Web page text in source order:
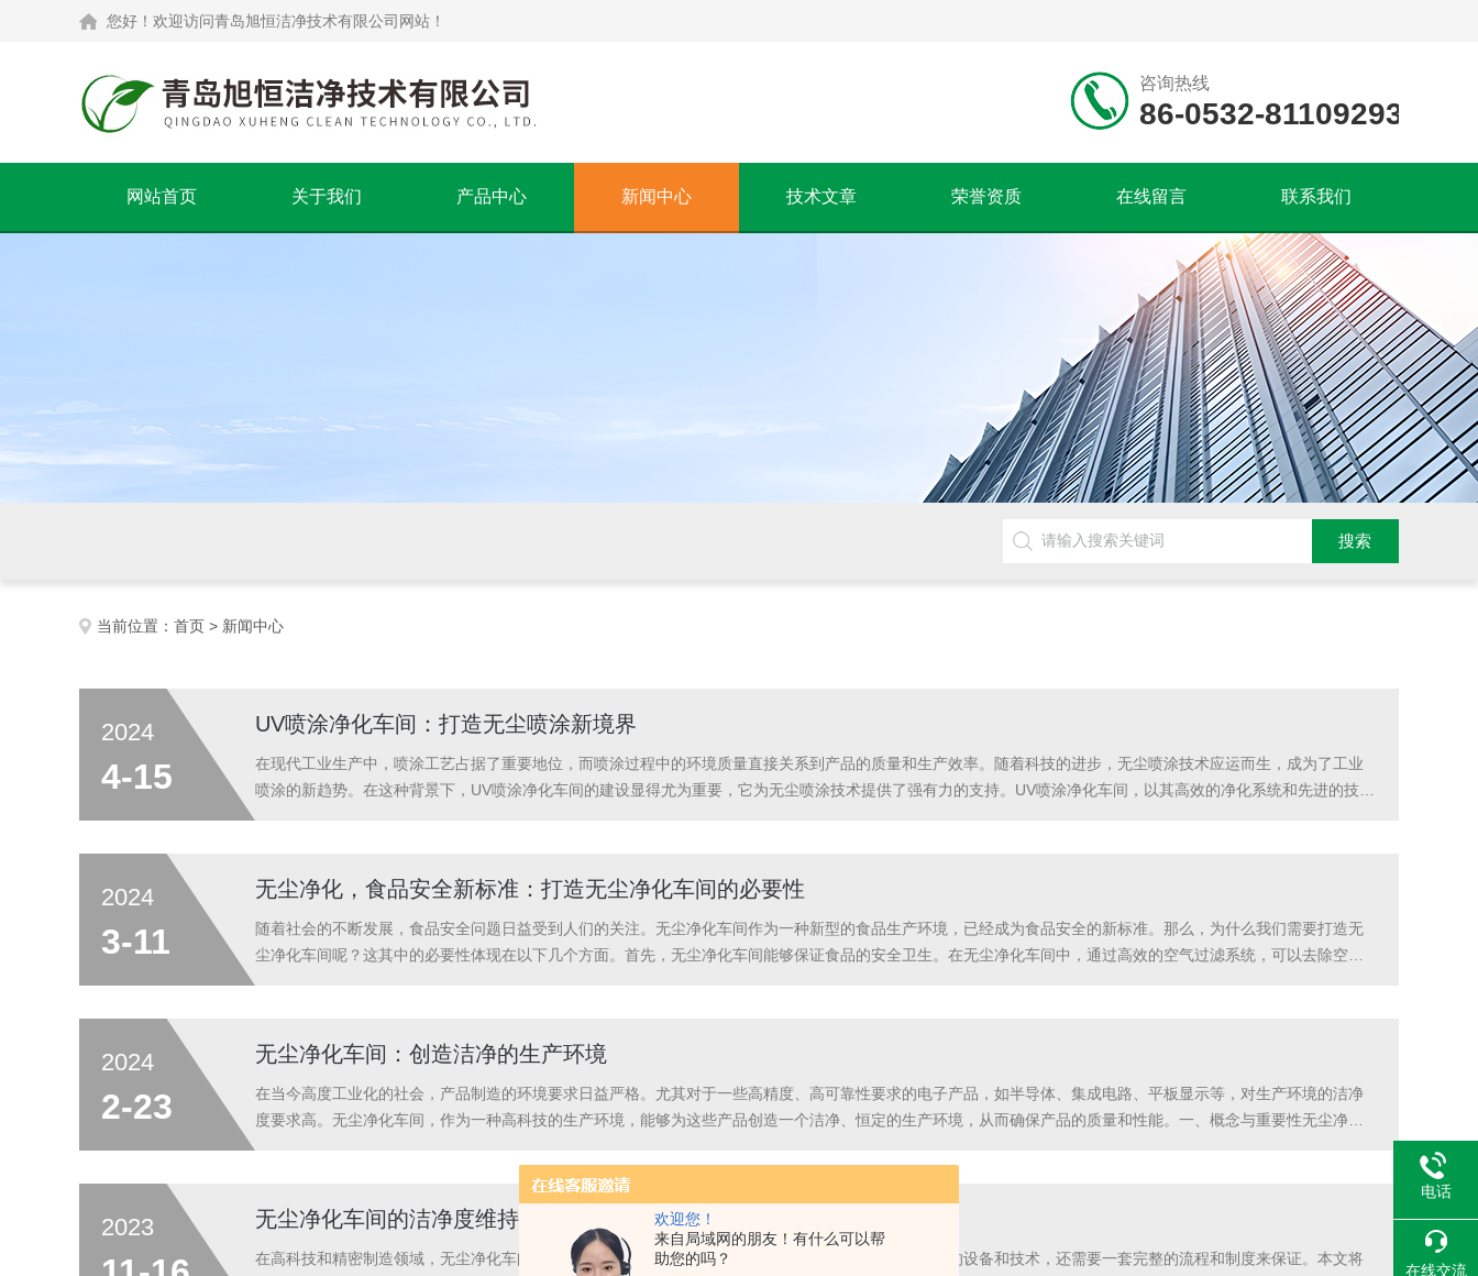
欢迎您！
来自局域网的朋友！有什么可以帮
助您的吗？
您好！欢迎访问青岛旭恒洁净技术有限公司网站！
咨询热线
86-0532-81109293
网站首页 关于我们 产品中心 新闻中心 技术文章 荣誉资质 在线留言 联系我们
当前位置： 首页 > 新闻中心
2024
4-15
UV喷涂净化车间：打造无尘喷涂新境界
在现代工业生产中，喷涂工艺占据了重要地位，而喷涂过程中的环境质量直接关系到产品的质量和生产效率。随着科技的进步，无尘喷涂技术应运而生，成为了工业
喷涂的新趋势。在这种背景下，UV喷涂净化车间的建设显得尤为重要，它为无尘喷涂技术提供了强有力的支持。UV喷涂净化车间，以其高效的净化系统和先进的技术
2024
3-11
无尘净化，食品安全新标准：打造无尘净化车间的必要性
随着社会的不断发展，食品安全问题日益受到人们的关注。无尘净化车间作为一种新型的食品生产环境，已经成为食品安全的新标准。那么，为什么我们需要打造无
尘净化车间呢？这其中的必要性体现在以下几个方面。首先，无尘净化车间能够保证食品的安全卫生。在无尘净化车间中，通过高效的空气过滤系统，可以去除空气
2024
2-23
无尘净化车间：创造洁净的生产环境
在当今高度工业化的社会，产品制造的环境要求日益严格。尤其对于一些高精度、高可靠性要求的电子产品，如半导体、集成电路、平板显示等，对生产环境的洁净
度要求高。无尘净化车间，作为一种高科技的生产环境，能够为这些产品创造一个洁净、恒定的生产环境，从而确保产品的质量和性能。一、概念与重要性无尘净化
2023 无尘净化车间的洁净度维持：流程与制度的重要性
在高科技和精密制造领域，无尘净化车间是保证产品质量的必要条件。维持车间的洁净度不仅需要先进的设备和技术，还需要一套完整的流程和制度来保证。本文将
电话
在线交流